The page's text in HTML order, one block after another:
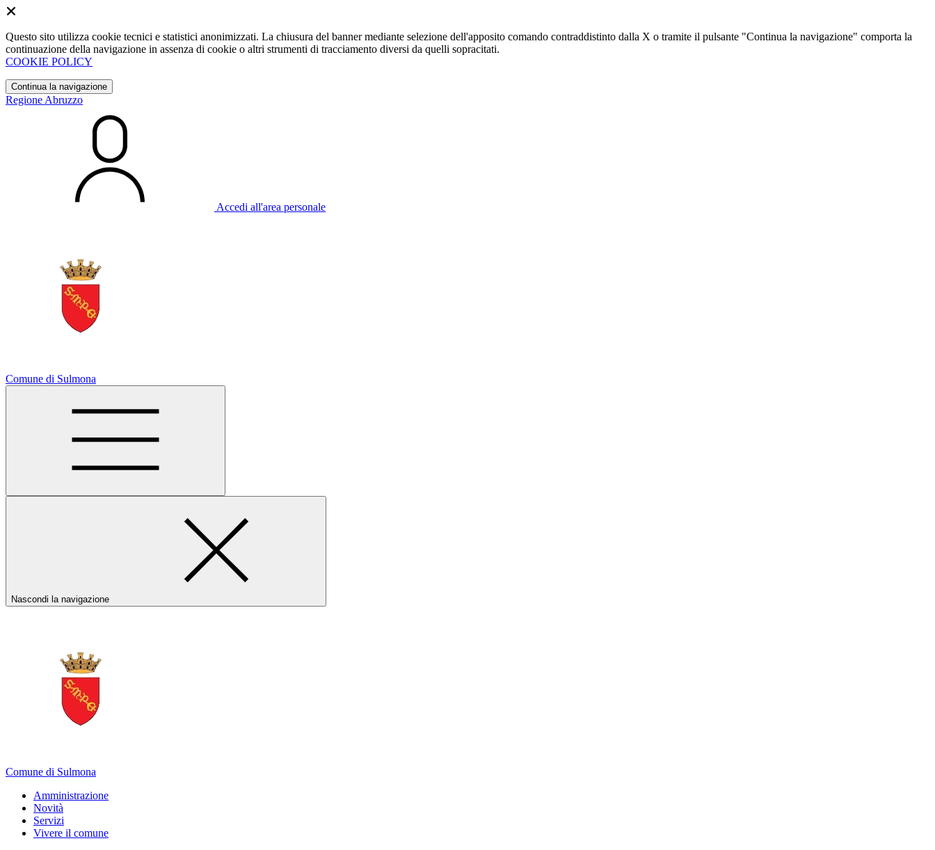
Questo sito utilizza cookie tecnici e statistici anonimizzati. La chiusura del banner mediante selezione dell'apposito comando contraddistinto dalla X o tramite il pulsante "Continua la navigazione" comporta la
continuazione della navigazione in assenza di cookie o altri strumenti di tracciamento diversi da quelli sopracitati.
COOKIE POLICY
Continua la navigazione
Regione Abruzzo
Accedi all'area personale
Comune di Sulmona
Nascondi la navigazione
Comune di Sulmona
Amministrazione
Novità
Servizi
Vivere il comune